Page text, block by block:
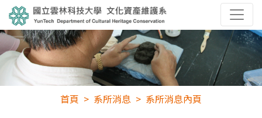
首頁 系所消息 系所消息內頁